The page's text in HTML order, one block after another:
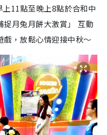
11點至晚上8點於合和中
月兔月餅大激賞」 互動
，放鬆心情迎接中秋〜